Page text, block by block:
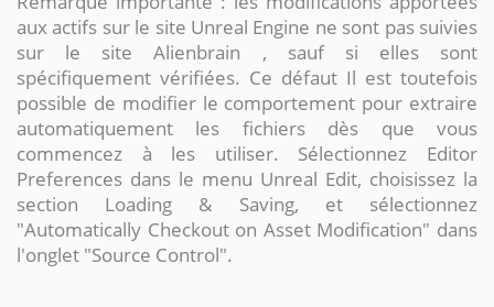
aux actifs sur le site Unreal Engine ne sont pas suivies
sur le site Alienbrain , sauf si elles sont
spécifiquement vérifiées. Ce défaut Il est toutefois
possible de modifier le comportement pour extraire
automatiquement les fichiers dès que vous
commencez à les utiliser. Sélectionnez Editor
Preferences dans le menu Unreal Edit, choisissez la
section Loading & Saving, et sélectionnez
"Automatically Checkout on Asset Modification" dans
l'onglet "Source Control".